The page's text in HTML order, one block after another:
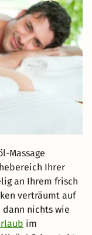
Massage
Ihrer
an Ihrem frisch
verträumt auf
dann nichts wie
im